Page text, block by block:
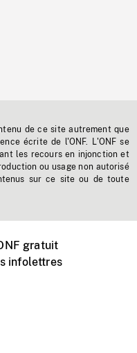
de ce site autrement que
écrite de l'ONF. L'ONF se
les recours en injonction et
ou usage non autorisé
sur ce site ou de toute
gratuit
infolettres